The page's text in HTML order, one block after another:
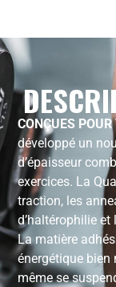
CONÇUES
développé un
d’épaisseur
exercices. La
traction, les
d’haltérophilie et
La matière
énergétique
même se